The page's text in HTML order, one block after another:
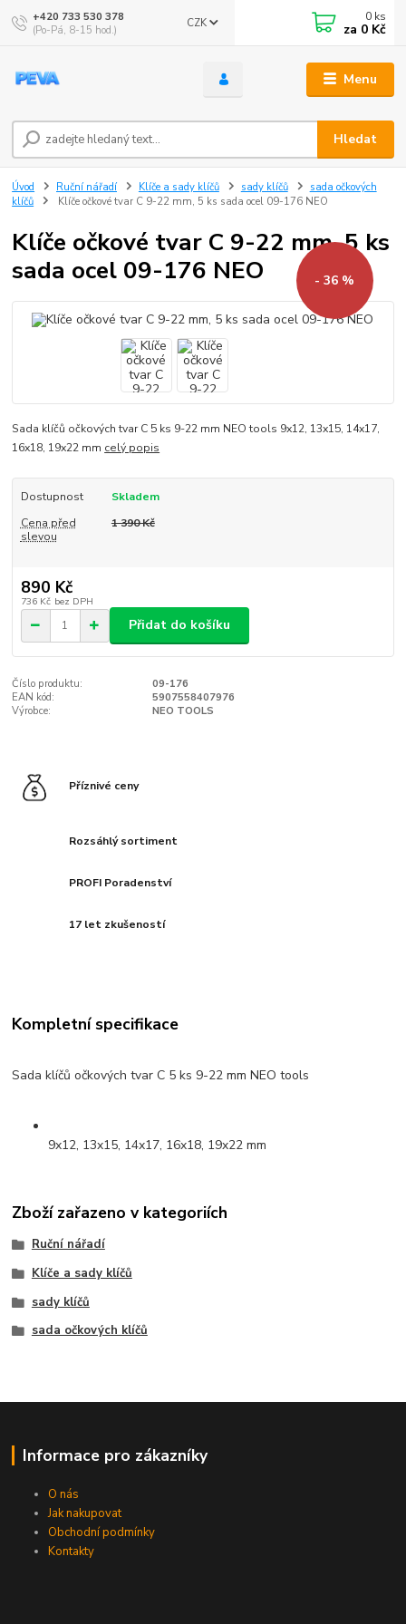
Menu
CZK
Hledat
+420 733 530 378
(Po-Pá, 8-15 hod.)
0 ks
za 0 Kč
Úvod Ruční nářadí Klíče a sady klíčů sady klíčů
sada očkových
klíčů
Klíče očkové tvar C 9-22 mm, 5 ks sada ocel 09-176 NEO
Klíče očkové tvar C 9-22 mm, 5 ks
sada ocel 09-176 NEO
- 36 %
Sada klíčů očkových tvar C 5 ks 9-22 mm NEO tools 9x12, 13x15, 14x17,
16x18, 19x22 mm celý popis
Dostupnost
Skladem
Cena před
slevou
1 390 Kč
890 Kč
736 Kč bez DPH
Přidat do košíku
Číslo produktu:
09-176
EAN kód:
5907558407976
Výrobce:
NEO TOOLS
Příznivé ceny
Rozsáhlý sortiment
PROFI Poradenství
17 let zkušeností
Kompletní specifikace
Sada klíčů očkových tvar C 5 ks 9-22 mm NEO tools
9x12, 13x15, 14x17, 16x18, 19x22 mm
Zboží zařazeno v kategoriích
Ruční nářadí
Klíče a sady klíčů
sady klíčů
sada očkových klíčů
Informace pro zákazníky
O nás
Jak nakupovat
Obchodní podmínky
Kontakty